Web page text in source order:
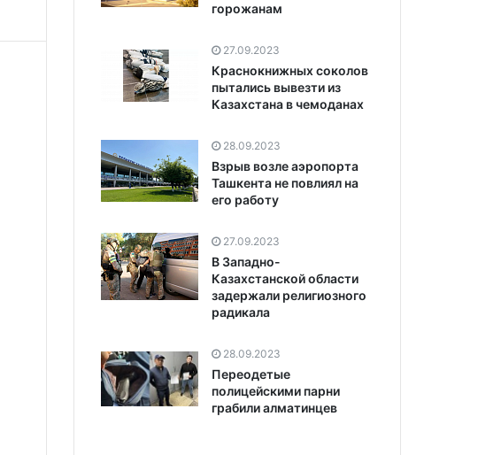
горожанам
27.09.2023
Краснокнижных соколов
пытались вывезти из
Казахстана в чемоданах
28.09.2023
Взрыв возле аэропорта
Ташкента не повлиял на
его работу
27.09.2023
В Западно-
Казахстанской области
задержали религиозного
радикала
28.09.2023
Переодетые
полицейскими парни
грабили алматинцев